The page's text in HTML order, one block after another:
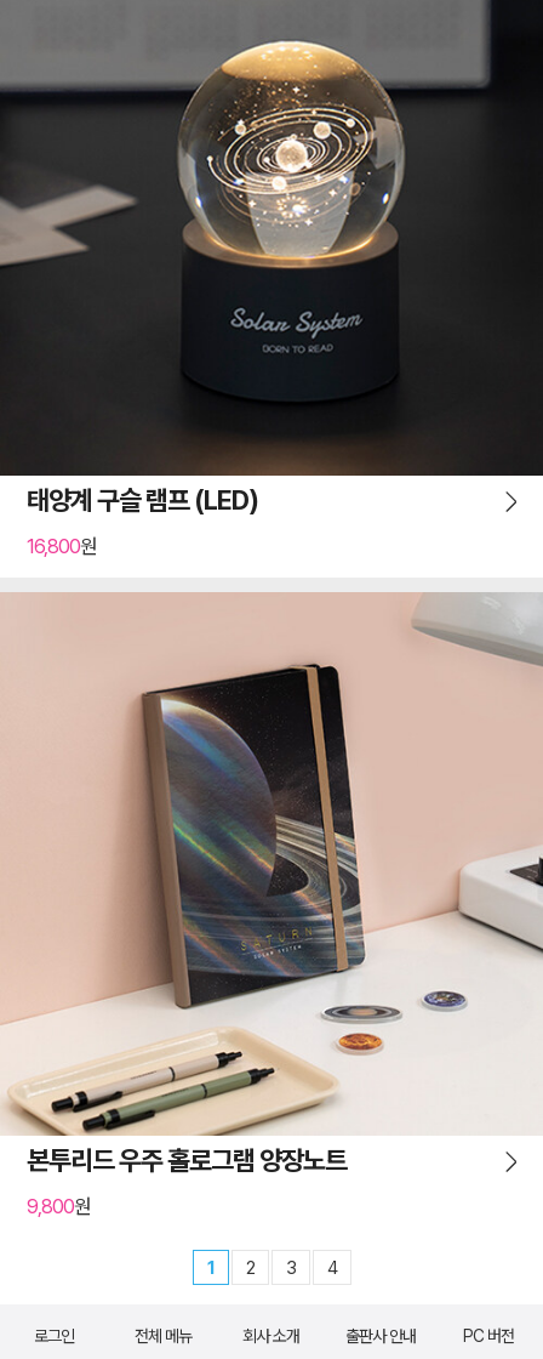
태양계 구슬 램프 (LED)
16,800원
본투리드 우주 홀로그램 양장노트
9,800원
1 2 3 4
로그인 전체 메뉴 회사 소개 출판사 안내 PC 버전